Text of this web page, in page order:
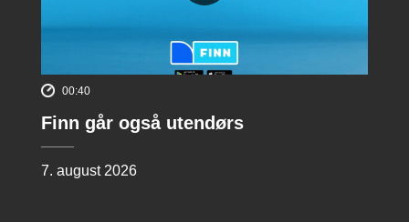
00:40
Finn går også utendørs
7. august 2026